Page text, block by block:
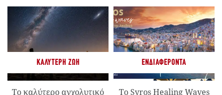
ΚΑΛΎΤΕΡΗ ΖΩΉ
Το καλύτερο αγχολυτικό
ΕΝΔΙΑΦΈΡΟΝΤΑ
Το Syros Healing Waves